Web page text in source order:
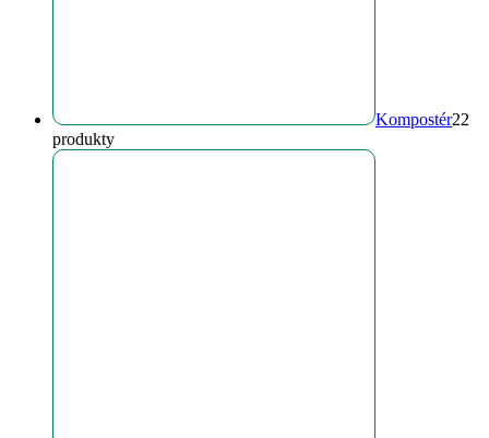
Kompostér22
produkty